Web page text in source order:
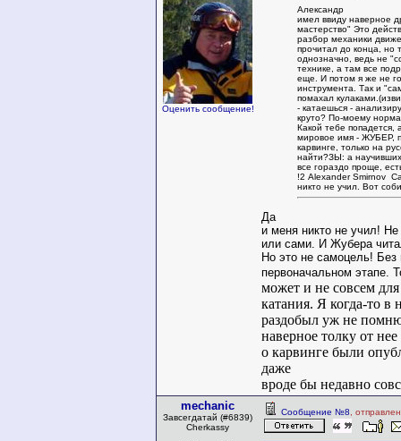
Оценить сообщение!
Александр
имел ввиду наверное
мастерство" Это
разбор механики
прочитал до конца, но
однозначно, ведь не
технике, а там все
еще. И потом я же не
инструмента. Так и
помахал
- катаешься -
круто? По-моему
Какой тебе попадется,
мировое имя - ЖУБЕР,
карвинге, только на
найти?ЗЫ: а
все гораздо проще,
!2 Alexander Smirnov
никто не учил. Вот
Да
и меня никто не учил! Не
или сами. И Жубера
Но это не самоцель! Без
первоначальном этапе.
может и не совсем
катания. Я когда-то в
раздобыл уж не помню
наверное толку от
о карвинге были
даже
вроде бы недавно
mechanic
Завсегдатай (#6839)
Cherkassy
Сообщение №8 ,